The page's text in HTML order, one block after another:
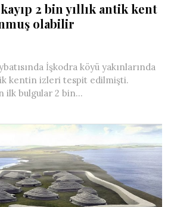
2 bin yıllık antik kent
olabilir
İşkodra köyü yakınlarında
kentin izleri tespit edilmişti.
ilk bulgular 2 bin...